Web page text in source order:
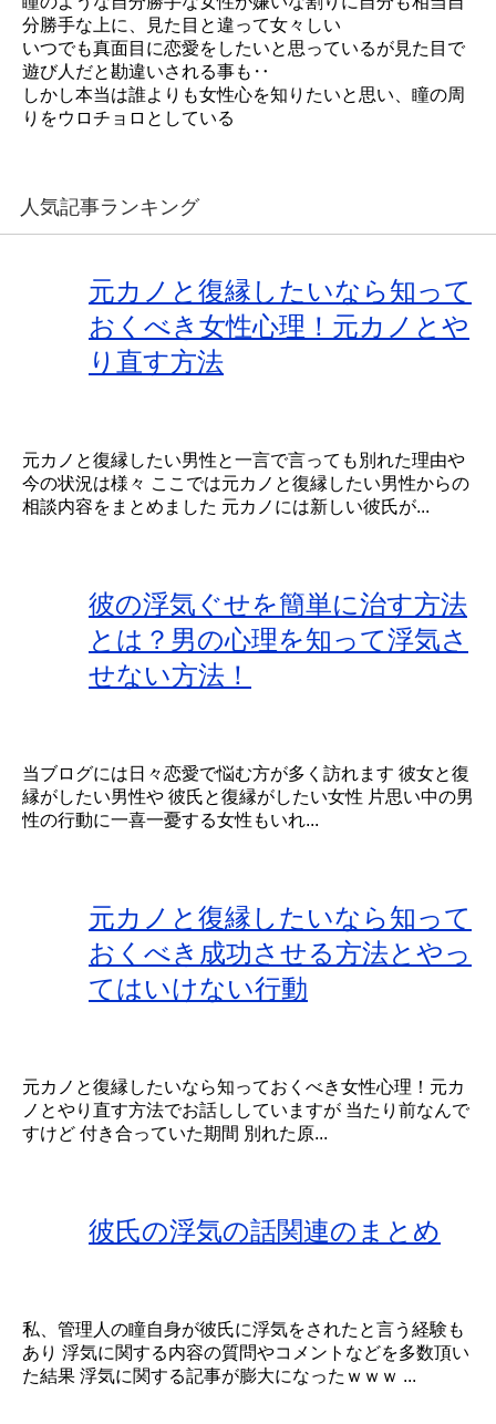
分勝手な上に、見た目と違って女々しい
いつでも真面目に恋愛をしたいと思っているが見た目で
遊び人だと勘違いされる事も‥
しかし本当は誰よりも女性心を知りたいと思い、瞳の周
りをウロチョロとしている
人気記事ランキング
元カノと復縁したいなら知って
おくべき女性心理！元カノとや
り直す方法
元カノと復縁したい男性と一言で言っても別れた理由や
今の状況は様々 ここでは元カノと復縁したい男性からの
相談内容をまとめました 元カノには新しい彼氏が...
彼の浮気ぐせを簡単に治す方法
とは？男の心理を知って浮気さ
せない方法！
当ブログには日々恋愛で悩む方が多く訪れます 彼女と復
縁がしたい男性や 彼氏と復縁がしたい女性 片思い中の男
性の行動に一喜一憂する女性もいれ...
元カノと復縁したいなら知って
おくべき成功させる方法とやっ
てはいけない行動
元カノと復縁したいなら知っておくべき女性心理！元カ
ノとやり直す方法でお話ししていますが 当たり前なんで
すけど 付き合っていた期間 別れた原...
彼氏の浮気の話関連のまとめ
私、管理人の瞳自身が彼氏に浮気をされたと言う経験も
あり 浮気に関する内容の質問やコメントなどを多数頂い
た結果 浮気に関する記事が膨大になったｗｗｗ ...